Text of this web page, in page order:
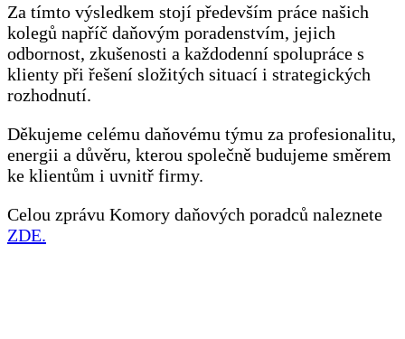
Za tímto výsledkem stojí především práce našich
kolegů napříč daňovým poradenstvím, jejich
odbornost, zkušenosti a každodenní spolupráce s
klienty při řešení složitých situací i strategických
rozhodnutí.
Děkujeme celému daňovému týmu za profesionalitu,
energii a důvěru, kterou společně budujeme směrem
ke klientům i uvnitř firmy.
Celou zprávu Komory daňových poradců naleznete
ZDE.